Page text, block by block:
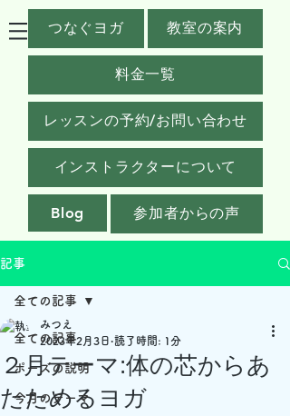
つなぐヨガ 教室の案内
料金一覧
レッスンの予約/お問い合わせ
インストラクターについて
Blog 参加者からの声
記事
全ての記事
ポーズの説明
今月のテーマ
全ての記事
２月テーマ:体の芯からあ
たためるヨガ
みつえ
2023年2月3日 読了時間: 1分